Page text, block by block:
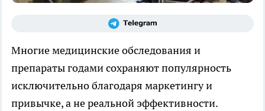
Многие медицинские обследования и
препараты годами сохраняют популярность
исключительно благодаря маркетингу и
привычке, а не реальной эффективности.